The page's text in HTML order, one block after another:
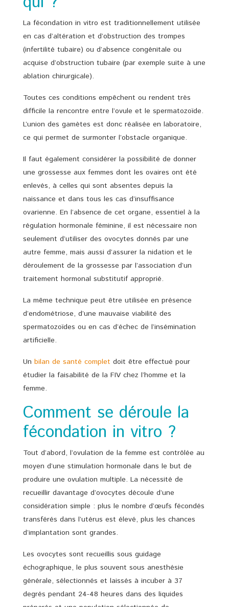
La fécondation in vitro est traditionnellement utilisée
en cas d’altération et d’obstruction des trompes
(infertilité tubaire) ou d’absence congénitale ou
acquise d’obstruction tubaire (par exemple suite à une
ablation chirurgicale).
Toutes ces conditions empêchent ou rendent très
difficile la rencontre entre l’ovule et le spermatozoïde.
L’union des gamètes est donc réalisée en laboratoire,
ce qui permet de surmonter l’obstacle organique.
Il faut également considérer la possibilité de donner
une grossesse aux femmes dont les ovaires ont été
enlevés, à celles qui sont absentes depuis la
naissance et dans tous les cas d’insuffisance
ovarienne. En l’absence de cet organe, essentiel à la
régulation hormonale féminine, il est nécessaire non
seulement d’utiliser des ovocytes donnés par une
autre femme, mais aussi d’assurer la nidation et le
déroulement de la grossesse par l’association d’un
traitement hormonal substitutif approprié.
La même technique peut être utilisée en présence
d’endométriose, d’une mauvaise viabilité des
spermatozoïdes ou en cas d’échec de l’insémination
artificielle.
Un bilan de santé complet doit être effectué pour
étudier la faisabilité de la FIV chez l’homme et la
femme.
Comment se déroule la
fécondation in vitro ?
Tout d’abord, l’ovulation de la femme est contrôlée au
moyen d’une stimulation hormonale dans le but de
produire une ovulation multiple. La nécessité de
recueillir davantage d’ovocytes découle d’une
considération simple : plus le nombre d’œufs fécondés
transférés dans l’utérus est élevé, plus les chances
d’implantation sont grandes.
Les ovocytes sont recueillis sous guidage
échographique, le plus souvent sous anesthésie
générale, sélectionnés et laissés à incuber à 37
degrés pendant 24-48 heures dans des liquides